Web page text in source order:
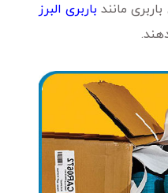
مانند باربری البرز